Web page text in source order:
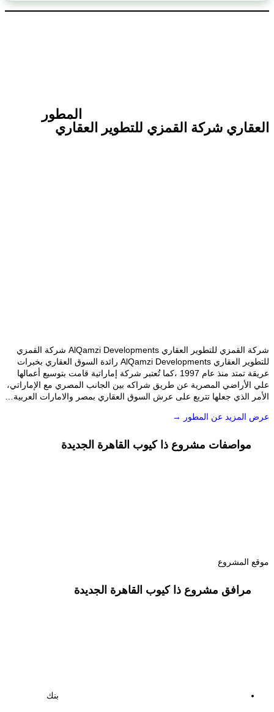
المطور
العقاري شركة القمزي للتطوير العقاري
شركة القمزي للتطوير العقاري AlQamzi Developments شركة القمزي
للتطوير العقاري AlQamzi Developments رائدة السوق العقاري بخبرات
عريقة تمتد منذ عام 1997 ،كما تُعتبر شركة إماراتية قامت بتوسيع أعمالها
علي الأراضي المصرية عن طريق شراكه بين الجانب المصري مع الإماراتي،
الأمر الذي جعلها تتربع على عرش السوق العقاري بمصر والامارات العربية…
عرض المزيد عن المطور →
مواصفات مشروع ذا كيوب القاهرة الجديدة
موقع المشروع
مرافق مشروع ذا كيوب القاهرة الجديدة
بنك